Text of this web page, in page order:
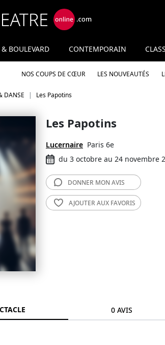
BOULEVARD CONTEMPORAIN
NOS COUPS DE CŒUR LES NOUVEAUTÉS
DANSE Les Papotins
Les Papotins
Lucernaire Paris 6e
du 3 octobre au 24 novembre
DONNER MON AVIS
AJOUTER AUX FAVORIS
0 AVIS